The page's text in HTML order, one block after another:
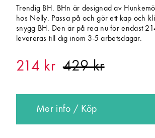
Trendig BH. BHn är designad av
hos Nelly. Passa på och gör ett kap och
snygg BH. Den är på rea nu för endast
levereras till dig inom 3-5 arbetsdagar.
214 kr
Mer info / Köp